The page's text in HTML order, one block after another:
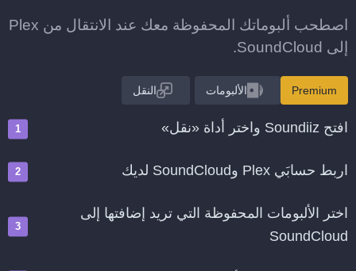
اصطحب ألبوماتك المحفوظة معك عند الانتقال من Plex
إلى SoundCloud.
Premium الألبومات النقل
افتح Soundiiz واختر أداة «نقل»
اربط حسابَي Plex وSoundCloud لديك
اختر الألبومات المحفوظة التي تريد إضافتها إلى
SoundCloud